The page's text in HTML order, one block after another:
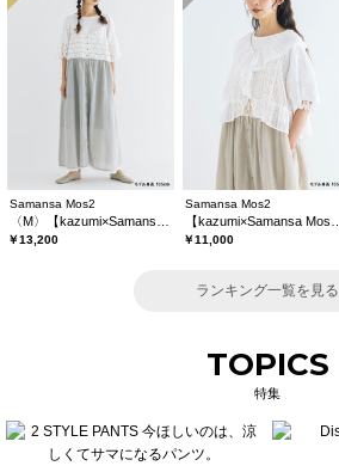
Samansa Mos2
￥13,200
Samansa Mos2
￥11,000
ランキング一覧を見る
TOPICS
特集